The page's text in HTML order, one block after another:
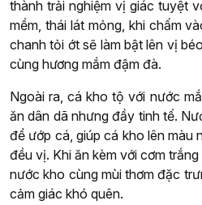
thành trải nghiệm vị giác tuyệt
mềm, thái lát mỏng, khi chấm
chanh tỏi ớt sẽ làm bật lên vị
cùng hương mắm đậm đà.
Ngoài ra, cá kho tộ với nước
ăn dân dã nhưng đầy tinh tế.
để ướp cá, giúp cá kho lên màu
đều vị. Khi ăn kèm với cơm
nước kho cùng mùi thơm đặc
cảm giác khó quên.